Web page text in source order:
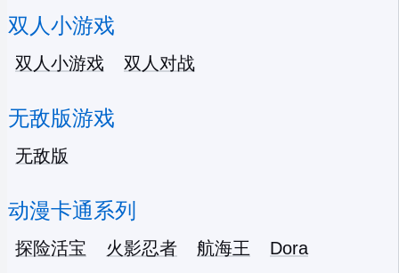
双人小游戏
双人小游戏 双人对战
无敌版游戏
无敌版
动漫卡通系列
探险活宝 火影忍者 航海王
Dora